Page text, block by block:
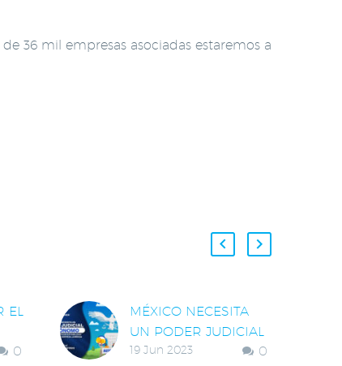
36 mil empresas asociadas estaremos a
EL
0
MÉXICO NECESITA
UN PODER JUDICIAL
AUTÓNOMO PARA
0
19 Jun 2023